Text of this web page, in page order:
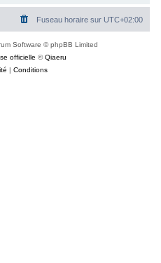
Fuseau horaire sur UTC+02:00
Software © phpBB Limited
officielle ©Qiaeru
| Conditions